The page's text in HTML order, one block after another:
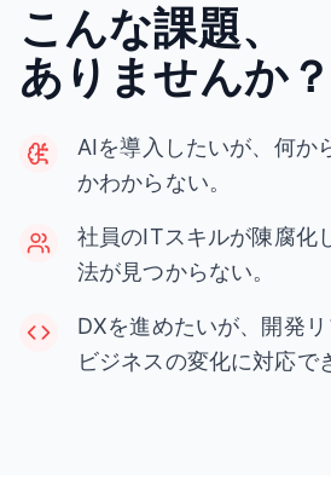
こんな課題、
ありませんか？
AIを導入したいが、何か
かわからない。
社員のITスキルが陳腐化
法が見つからない。
DXを進めたいが、開発リ
ビジネスの変化に対応で